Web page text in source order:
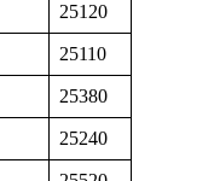
25120
25110
25380
25240